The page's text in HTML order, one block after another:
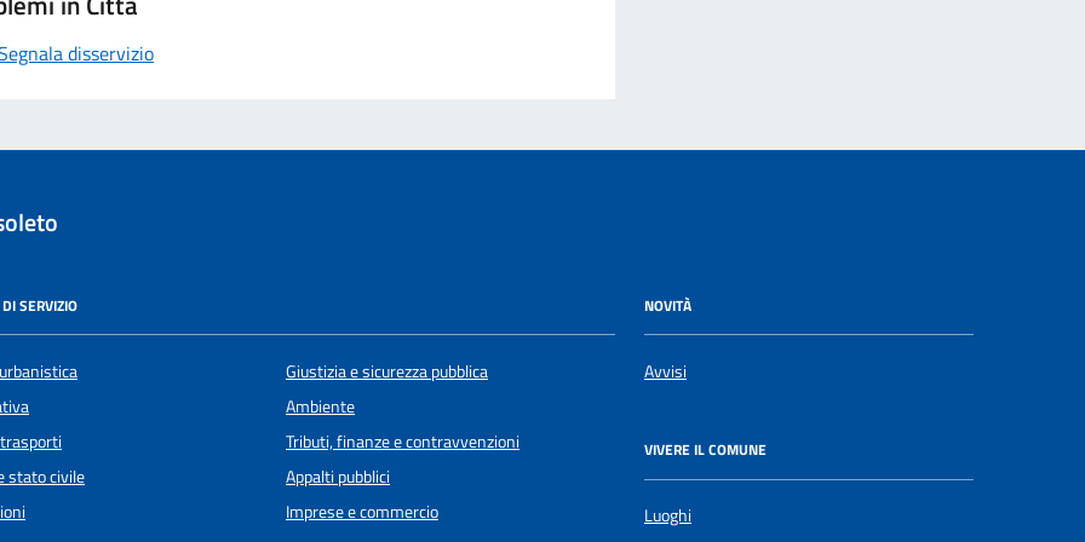
disservizio
SERVIZIO
stato civile
Giustizia e sicurezza pubblica
Ambiente
Tributi, finanze e contravvenzioni
Appalti pubblici
Imprese e commercio
NOVITÀ
Avvisi
VIVERE IL COMUNE
Luoghi